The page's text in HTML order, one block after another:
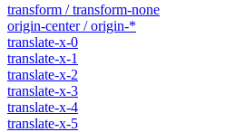
transform / transform-none
origin-center / origin-*
translate-x-0
translate-x-1
translate-x-2
translate-x-3
translate-x-4
translate-x-5